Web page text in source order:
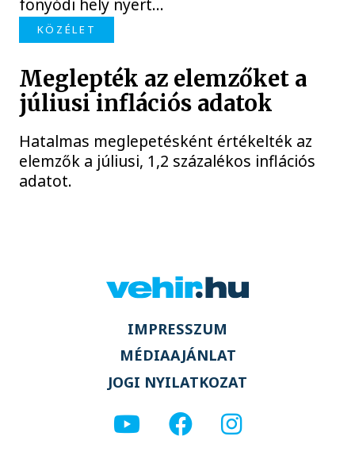
fonyódi hely nyert...
KÖZÉLET
Meglepték az elemzőket a
júliusi inflációs adatok
Hatalmas meglepetésként értékelték az
elemzők a júliusi, 1,2 százalékos inflációs
adatot.
IMPRESSZUM
MÉDIAAJÁNLAT
JOGI NYILATKOZAT